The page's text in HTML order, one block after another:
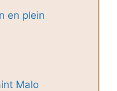
en plein
Malo